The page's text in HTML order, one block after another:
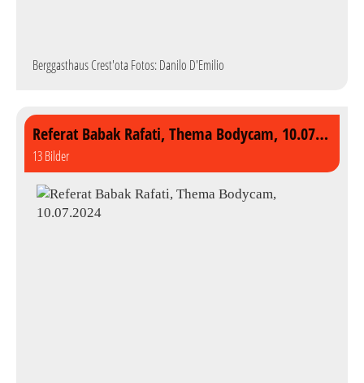
Berggasthaus Crest'ota Fotos: Danilo D'Emilio
Referat Babak Rafati, Thema Bodycam, 10.07.2024
13 Bilder